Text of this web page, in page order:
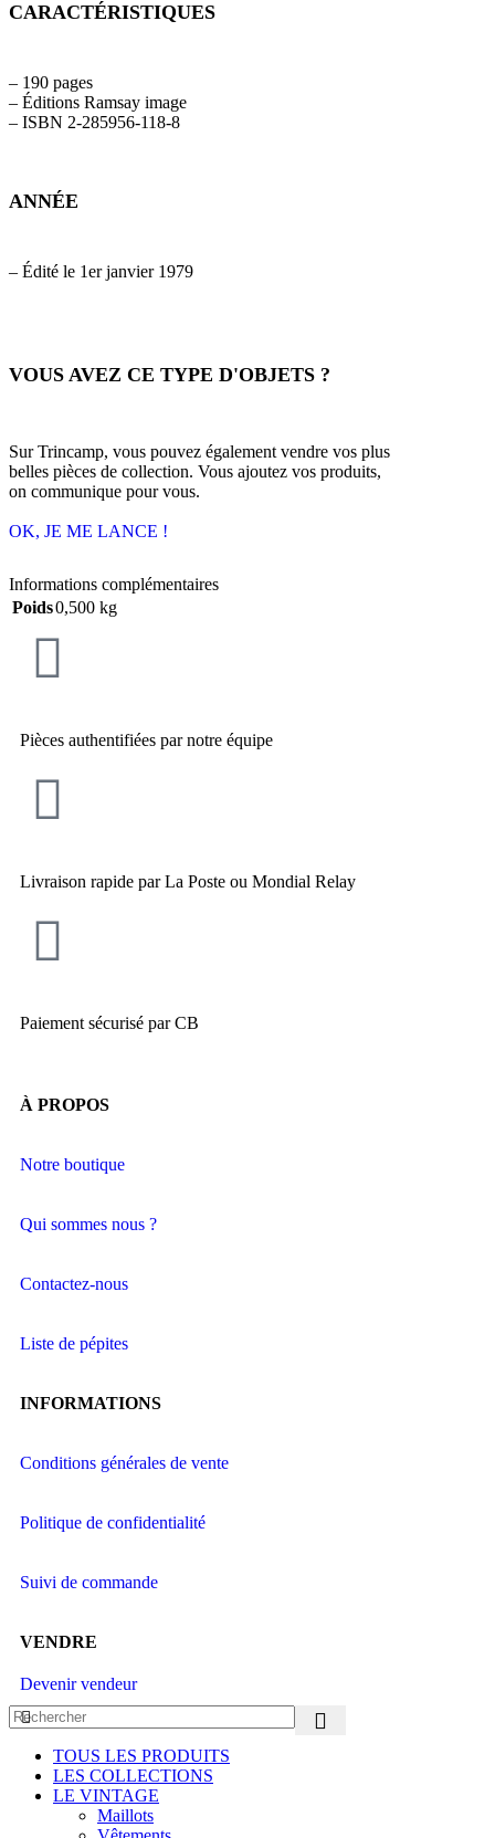
CARACTÉRISTIQUES
– 190 pages
– Éditions Ramsay image
– ISBN 2-285956-118-8
ANNÉE
– Édité le 1er janvier 1979
VOUS AVEZ CE TYPE D'OBJETS ?
Sur Trincamp, vous pouvez également vendre vos plus
belles pièces de collection. Vous ajoutez vos produits,
on communique pour vous.
OK, JE ME LANCE !
Informations complémentaires
Poids0,500 kg
Pièces authentifiées par notre équipe
Livraison rapide par La Poste ou Mondial Relay
Paiement sécurisé par CB
À PROPOS
Notre boutique
Qui sommes nous ?
Contactez-nous
Liste de pépites
INFORMATIONS
Conditions générales de vente
Politique de confidentialité
Suivi de commande
VENDRE
Devenir vendeur
TOUS LES PRODUITS
LES COLLECTIONS
LE VINTAGE
Maillots